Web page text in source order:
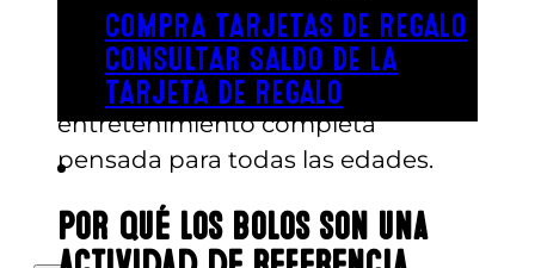
COMPRA TARJETAS DE REGALO
CONSULTAR SALDO DE LA
TARJETA DE REGALO
ENGLISH
de referencia en el área
metropolitana de Austin. Más que
solo bolos, es una experiencia de
entretenimiento completa
pensada para todas las edades.
Por qué los bolos son una